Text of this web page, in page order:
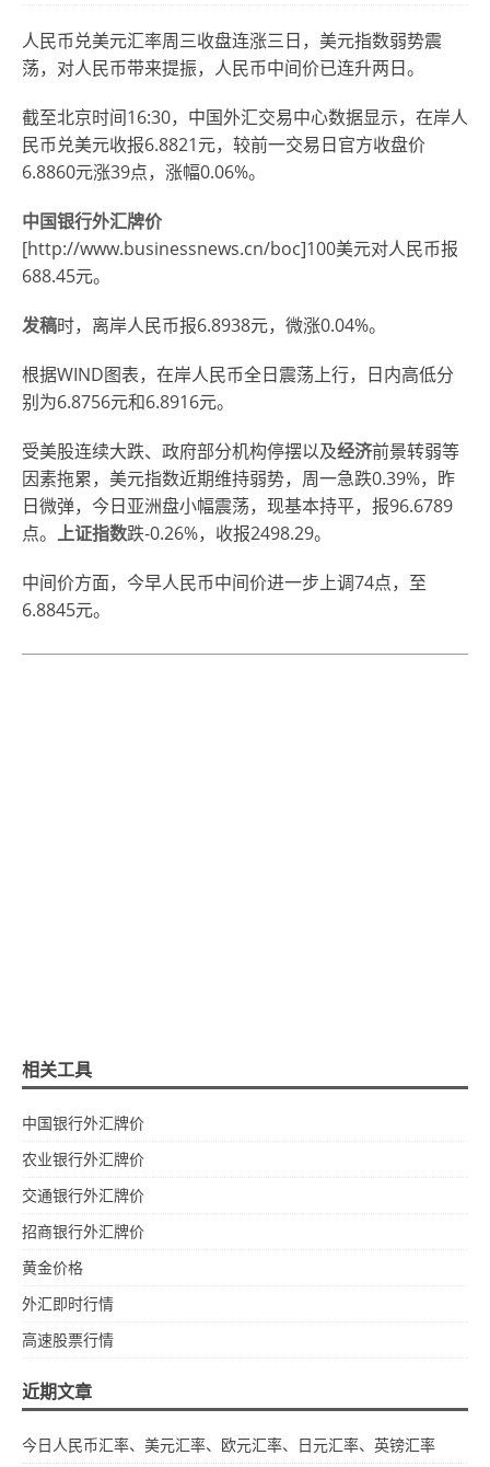
人民币兑美元汇率周三收盘连涨三日，美元指数弱势震
荡，对人民币带来提振，人民币中间价已连升两日。
截至北京时间16:30，中国外汇交易中心数据显示，在岸人
民币兑美元收报6.8821元，较前一交易日官方收盘价
6.8860元涨39点，涨幅0.06%。
中国银行外汇牌价
[http://www.businessnews.cn/boc]100美元对人民币报
688.45元。
发稿时，离岸人民币报6.8938元，微涨0.04%。
根据WIND图表，在岸人民币全日震荡上行，日内高低分
别为6.8756元和6.8916元。
受美股连续大跌、政府部分机构停摆以及经济前景转弱等
因素拖累，美元指数近期维持弱势，周一急跌0.39%，昨
日微弹，今日亚洲盘小幅震荡，现基本持平，报96.6789
点。 上证指数跌-0.26%，收报2498.29。
中间价方面，今早人民币中间价进一步上调74点，至
6.8845元。
相关工具
中国银行外汇牌价
农业银行外汇牌价
交通银行外汇牌价
招商银行外汇牌价
黄金价格
外汇即时行情
高速股票行情
近期文章
今日人民币汇率、美元汇率、欧元汇率、日元汇率、英镑汇率